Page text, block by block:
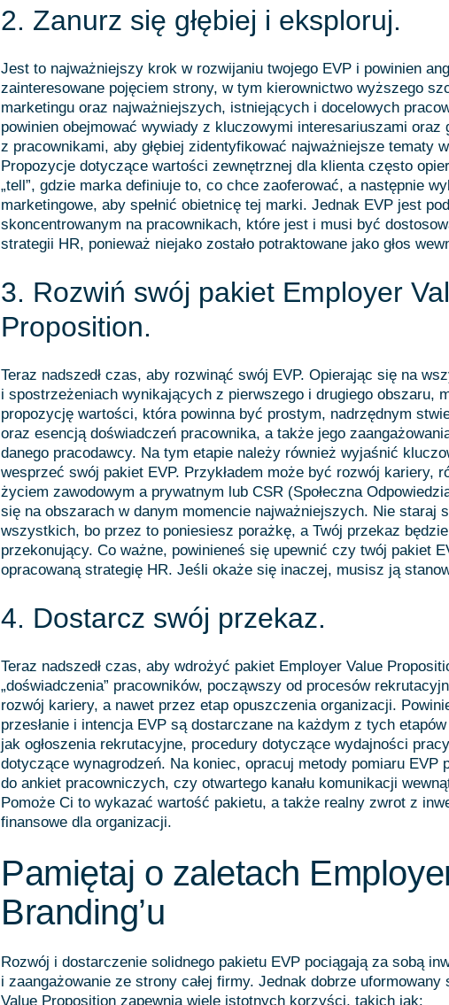
2. Zanurz się głębiej i eksploruj.
Jest to najważniejszy krok w rozwijaniu twojego EVP i powinien
zainteresowane pojęciem strony, w tym kierownictwo wyższego
marketingu oraz najważniejszych, istniejących i docelowych
powinien obejmować wywiady z kluczowymi interesariuszami oraz
z pracownikami, aby głębiej zidentyfikować najważniejsze tematy
Propozycje dotyczące wartości zewnętrznej dla klienta często
„tell”, gdzie marka definiuje to, co chce zaoferować, a następnie
marketingowe, aby spełnić obietnicę tej marki. Jednak EVP jest
skoncentrowanym na pracownikach, które jest i musi być
strategii HR, ponieważ niejako zostało potraktowane jako głos
3. Rozwiń swój pakiet Employer
Proposition.
Teraz nadszedł czas, aby rozwinąć swój EVP. Opierając się na
i spostrzeżeniach wynikających z pierwszego i drugiego obszaru,
propozycję wartości, która powinna być prostym, nadrzędnym
oraz esencją doświadczeń pracownika, a także jego
danego pracodawcy. Na tym etapie należy również wyjaśnić
wesprzeć swój pakiet EVP. Przykładem może być rozwój kariery,
życiem zawodowym a prywatnym lub CSR (Społeczna
się na obszarach w danym momencie najważniejszych. Nie staraj
wszystkich, bo przez to poniesiesz porażkę, a Twój przekaz będzie
przekonujący. Co ważne, powinieneś się upewnić czy twój pakiet
opracowaną strategię HR. Jeśli okaże się inaczej, musisz ją
4. Dostarcz swój przekaz.
Teraz nadszedł czas, aby wdrożyć pakiet Employer Value
„doświadczenia” pracowników, począwszy od procesów
rozwój kariery, a nawet przez etap opuszczenia organizacji.
przesłanie i intencja EVP są dostarczane na każdym z tych
jak ogłoszenia rekrutacyjne, procedury dotyczące wydajności
dotyczące wynagrodzeń. Na koniec, opracuj metody pomiaru EVP
do ankiet pracowniczych, czy otwartego kanału komunikacji
Pomoże Ci to wykazać wartość pakietu, a także realny zwrot z
finansowe dla organizacji.
Pamiętaj o zaletach
Branding’u
Rozwój i dostarczenie solidnego pakietu EVP pociągają za sobą
i zaangażowanie ze strony całej firmy. Jednak dobrze uformowany
Value Proposition zapewnia wiele istotnych korzyści, takich jak: